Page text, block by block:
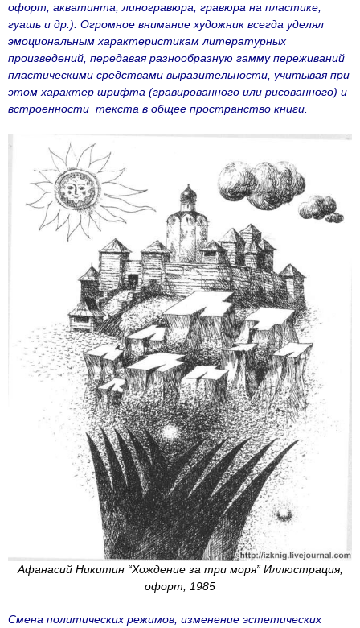
офорт, акватинта, линогравюра, гравюра на пластике,
гуашь и др.). Огромное внимание художник всегда уделял
эмоциональным характеристикам литературных
произведений, передавая разнообразную гамму переживаний
пластическими средствами выразительности, учитывая при
этом характер шрифта (гравированного или рисованного) и
встроенности текста в общее пространство книги.
Афанасий Никитин “Хождение за три моря” Иллюстрация,
офорт, 1985
Смена политических режимов, изменение эстетических